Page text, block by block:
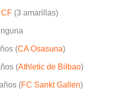
(3 amarillas)
(CA Osasuna)
(Athletic de Bilbao)
(FC Sankt Gallen)